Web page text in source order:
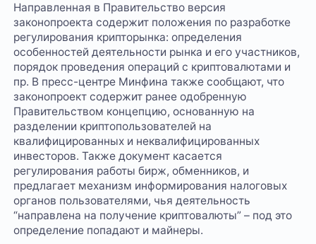
Направленная в Правительство версия
законопроекта содержит положения по разработке
регулирования крипторынка: определения
особенностей деятельности рынка и его участников,
порядок проведения операций с криптовалютами и
пр. В пресс-центре Минфина также сообщают, что
законопроект содержит ранее одобренную
Правительством концепцию, основанную на
разделении криптопользователей на
квалифицированных и неквалифицированных
инвесторов. Также документ касается
регулирования работы бирж, обменников, и
предлагает механизм информирования налоговых
органов пользователями, чья деятельность
“направлена на получение криптовалюты” – под это
определение попадают и майнеры.